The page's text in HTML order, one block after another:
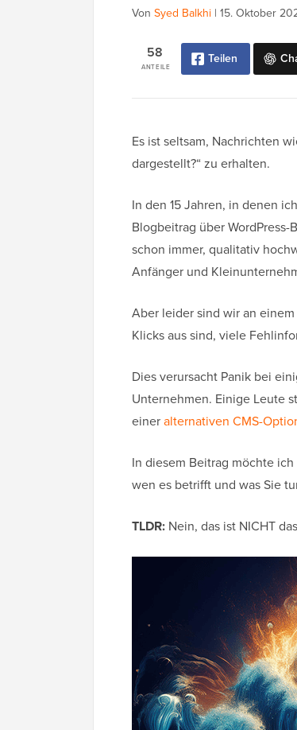
Von Syed Balkhi | 15. Oktober
ANTEILE
58 Teilen
Es ist seltsam, Nachrichten
dargestellt?“ zu erhalten.
In den 15 Jahren, in denen
Blogbeitrag über
schon immer, qualitativ
Anfänger und
Aber leider sind wir an
Klicks aus sind, viele
Dies verursacht Panik bei
Unternehmen. Einige Leute
eineralternativen CMS-
In diesem Beitrag möchte
wen es betrifft und was Sie
TLDR: Nein, das ist NICHT